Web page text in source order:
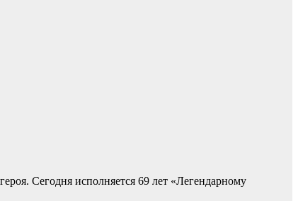
Сегодня исполняется 69 лет «Легендарному